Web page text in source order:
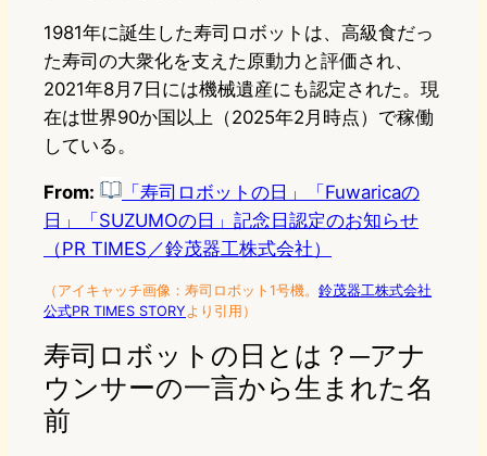
1981年に誕生した寿司ロボットは、高級食だっ
た寿司の大衆化を支えた原動力と評価され、
2021年8月7日には機械遺産にも認定された。現
在は世界90か国以上（2025年2月時点）で稼働
している。
From:
「寿司ロボットの日」「Fuwaricaの
日」「SUZUMOの日」記念日認定のお知らせ
（PR TIMES／鈴茂器工株式会社）
（アイキャッチ画像：寿司ロボット1号機。 鈴茂器工株式会社
公式PR TIMES STORYより引用）
寿司ロボットの日とは？─アナ
ウンサーの一言から生まれた名
前